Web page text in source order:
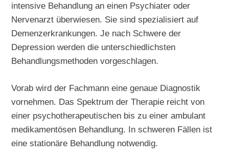
intensive Behandlung an einen Psychiater oder
Nervenarzt überwiesen. Sie sind spezialisiert auf
Demenzerkrankungen. Je nach Schwere der
Depression werden die unterschiedlichsten
Behandlungsmethoden vorgeschlagen.
Vorab wird der Fachmann eine genaue Diagnostik
vornehmen. Das Spektrum der Therapie reicht von
einer psychotherapeutischen bis zu einer ambulant
medikamentösen Behandlung. In schweren Fällen ist
eine stationäre Behandlung notwendig.